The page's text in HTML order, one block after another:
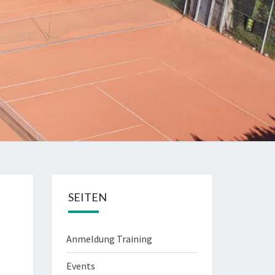
SEITEN
Anmeldung Training
Events